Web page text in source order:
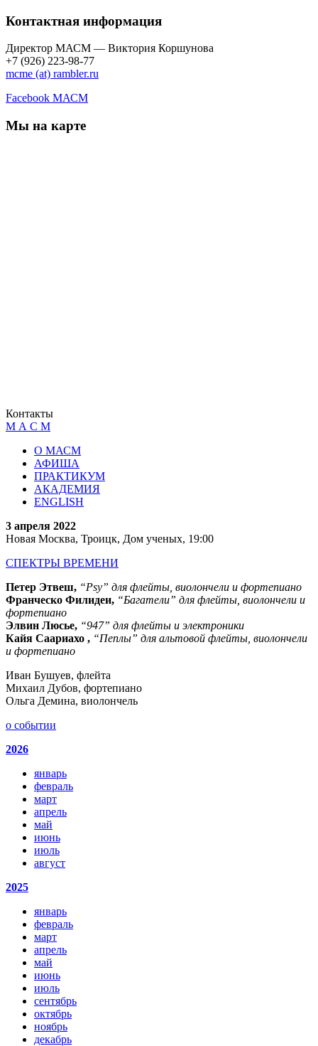
Контактная информация
Директор МАСМ — Виктория Коршунова
+7 (926) 223-98-77
mcme (at) rambler.ru
Facebook МАСМ
Мы на карте
Контакты
М А С М
О МАСМ
АФИША
ПРАКТИКУМ
АКАДЕМИЯ
ENGLISH
3 апреля 2022
Новая Москва, Троицк, Дом ученых, 19:00
СПЕКТРЫ ВРЕМЕНИ
Петер Этвеш, “Psy” для флейты, виолончели и фортепиано
Франческо Филидеи, “Багатели” для флейты, виолончели и
фортепиано
Элвин Люсье, “947” для флейты и электроники
Кайя Саариахо , “Пеплы” для альтовой флейты, виолончели
и фортепиано
Иван Бушуев, флейта
Михаил Дубов, фортепиано
Ольга Демина, виолончель
о событии
2026
январь
февраль
март
апрель
май
июнь
июль
август
2025
январь
февраль
март
апрель
май
июнь
июль
сентябрь
октябрь
ноябрь
декабрь